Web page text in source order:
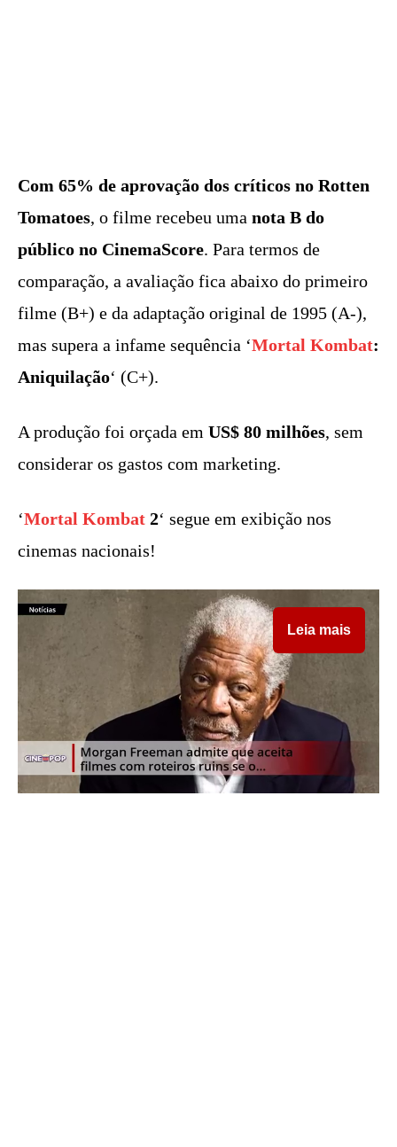
Com 65% de aprovação dos críticos no Rotten
Tomatoes, o filme recebeu uma nota B do
público no CinemaScore. Para termos de
comparação, a avaliação fica abaixo do primeiro
filme (B+) e da adaptação original de 1995 (A-),
mas supera a infame sequência ‘Mortal Kombat:
Aniquilação‘ (C+).
A produção foi orçada em US$ 80 milhões, sem
considerar os gastos com marketing.
‘Mortal Kombat 2‘ segue em exibição nos
cinemas nacionais!
Leia mais